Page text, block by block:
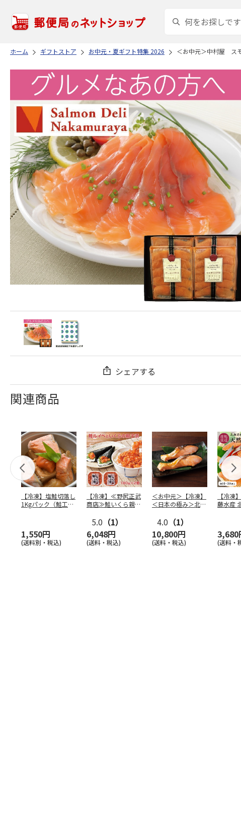
ホーム ギフトストア お中元・夏ギフト特集 2026 ＜お中元＞中村屋 ス
シェアする
関連商品
【冷凍】塩鮭切落し
1Kgパック（鮭工
1,550円
(送料別・税込)
【冷凍】≪野尻正武
商店≫鮭いくら親子
5.0 （1）
6,048円
(送料・税込)
＜お中元＞【冷凍】
＜日本の極み＞北海
鮭Ａ
4.0 （1）
10,800円
(送料・税込)
【冷凍
藤水産
然秋鮭
3,680
(送料・